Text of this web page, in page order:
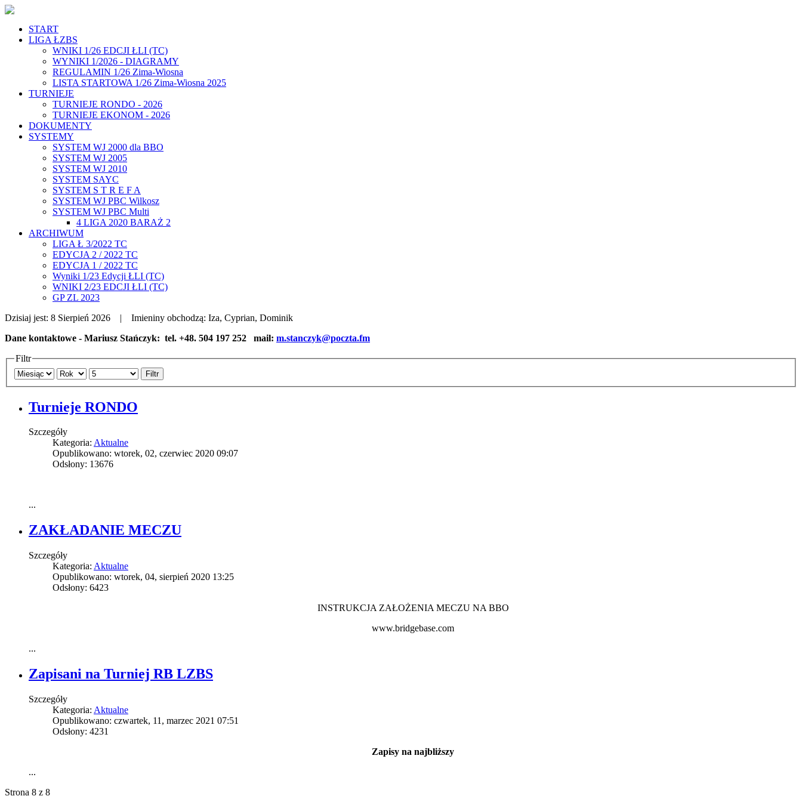
START
LIGA ŁZBS
WNIKI 1/26 EDCJI ŁLI (TC)
WYNIKI 1/2026 - DIAGRAMY
REGULAMIN 1/26 Zima-Wiosna
LISTA STARTOWA 1/26 Zima-Wiosna 2025
TURNIEJE
TURNIEJE RONDO - 2026
TURNIEJE EKONOM - 2026
DOKUMENTY
SYSTEMY
SYSTEM WJ 2000 dla BBO
SYSTEM WJ 2005
SYSTEM WJ 2010
SYSTEM SAYC
SYSTEM S T R E F A
SYSTEM WJ PBC Wilkosz
SYSTEM WJ PBC Multi
4 LIGA 2020 BARAŻ 2
ARCHIWUM
LIGA Ł 3/2022 TC
EDYCJA 2 / 2022 TC
EDYCJA 1 / 2022 TC
Wyniki 1/23 Edycji ŁLI (TC)
WNIKI 2/23 EDCJI ŁLI (TC)
GP ZL 2023
Dzisiaj jest: 8 Sierpień 2026 | Imieniny obchodzą: Iza, Cyprian, Dominik
Dane kontaktowe - Mariusz Stańczyk: tel. +48. 504 197 252 mail: m.stanczyk@poczta.fm
Filtr
Filtr
Turnieje RONDO
Szczegóły
Kategoria: Aktualne
Opublikowano: wtorek, 02, czerwiec 2020 09:07
Odsłony: 13676
...
ZAKŁADANIE MECZU
Szczegóły
Kategoria: Aktualne
Opublikowano: wtorek, 04, sierpień 2020 13:25
Odsłony: 6423
INSTRUKCJA ZAŁOŻENIA MECZU NA BBO
www.bridgebase.com
...
Zapisani na Turniej RB LZBS
Szczegóły
Kategoria: Aktualne
Opublikowano: czwartek, 11, marzec 2021 07:51
Odsłony: 4231
Zapisy na najbliższy
...
Strona 8 z 8